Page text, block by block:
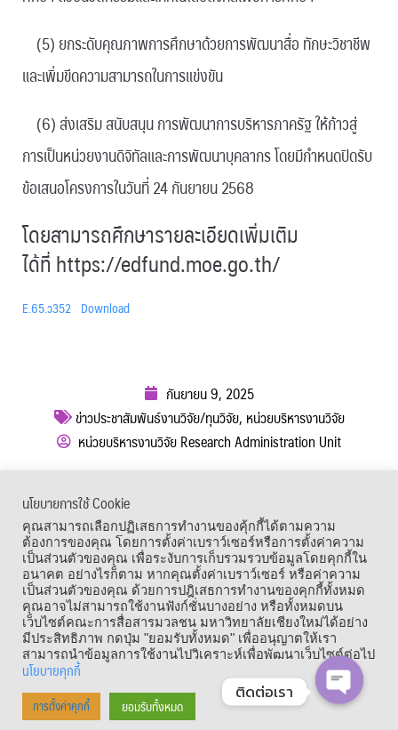
(5) ยกระดับคุณภาพการศึกษาด้วยการพัฒนาสื่อ ทักษะวิชาชีพ
และเพิ่มขีดความสามารถในการแข่งขัน
(6) ส่งเสริม สนับสนุน การพัฒนาการบริหารภาครัฐ ให้ก้าวสู่
การเป็นหน่วยงานดิจิทัลและการพัฒนาบุคลากร โดยมีกำหนดปิดรับ
ข้อเสนอโครงการในวันที่ 24 กันยายน 2568
โดยสามารถศึกษารายละเอียดเพิ่มเติม
ได้ที่ https://edfund.moe.go.th/
E.65.ว352 Download
กันยายน 9, 2025
ข่าวประชาสัมพันธ์งานวิจัย/ทุนวิจัย, หน่วยบริหารงานวิจัย
หน่วยบริหารงานวิจัย Research Administration Unit
เมนูลัด
Copyright © 1964 – 2021 Faculty of Mass Communication, Chiang Mai
University. All Rights Reserved.
นโยบายการใช้ Cookie
คุณสามารถเลือกปฏิเสธการทำงานของคุ้กกี้ได้ตามความ
ต้องการของคุณ โดยการตั้งค่าเบราว์เซอร์หรือการตั้งค่าความ
เป็นส่วนตัวของคุณ เพื่อระงับการเก็บรวมรวบข้อมูลโดยคุกกี้ใน
อนาคต อย่างไรก็ตาม หากคุณตั้งค่าเบราว์เซอร์ หรือค่าความ
เป็นส่วนตัวของคุณ ด้วยการปฎิเสธการทำงานของคุกกี้ทั้งหมด
คุณอาจไม่สามารถใช้งานฟังก์ชั่นบางอย่าง หรือทั้งหมดบน
เว็บไซต์คณะการสื่อสารมวลชน มหาวิทยาลัยเชียงใหม่ได้อย่าง
มีประสิทธิภาพ กดปุ่ม "ยอมรับทั้งหมด" เพื่ออนุญาตให้เรา
สามารถนำข้อมูลการใช้งานไปวิเคราะห์เพื่อพัฒนาเว็บไซต์ต่อไป
นโยบายคุกกี้
การตั้งค่าคุกกี้ ยอมรับทั้งหมด
ติดต่อเรา